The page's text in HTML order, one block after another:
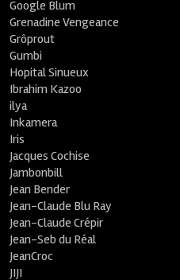
Google Blum
Grenadine Vengeance
Grôprout
Gumbi
Hopital Sinueux
Ibrahim Kazoo
ilya
Inkamera
Iris
Jacques Cochise
Jambonbill
Jean Bender
Jean-Claude Blu Ray
Jean-Claude Crépir
Jean-Seb du Réal
JeanCroc
JIJI